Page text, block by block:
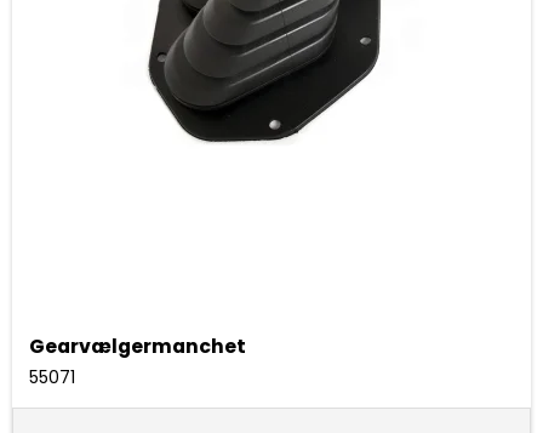
Gearvælgermanchet
55071